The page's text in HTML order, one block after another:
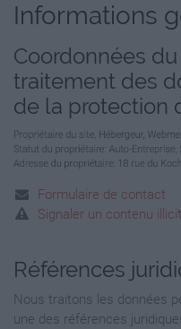
Informations
Coordonnées
traitement des
de la protection
Formulaire de contact
Signaler un contenu
Références
Nous traitons les données
une des références